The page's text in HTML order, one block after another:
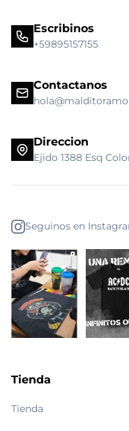
Escribinos
+59895157155
Contactanos
Direccion
Ejido 1388 Esq
Seguinos en
Tienda
Tienda